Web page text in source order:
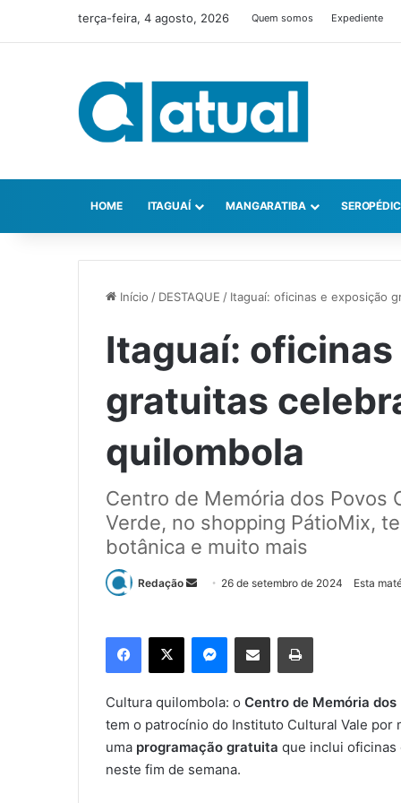
terça-feira, 4 agosto, 2026 Quem somos Expediente
HOME ITAGUAÍ MANGARATIBA
Início / DESTAQUE / Itaguaí: oficinas e exposição
Itaguaí:
gratuitas
quilombola
Centro de Memória dos Povos
Verde, no shopping PátioMix,
botânica e muito mais
Redação
e
-
m
26 de setembro de 2024 Esta
Cultura quilombola: o Centro de Memória
tem o patrocínio do Instituto Cultural Vale por
uma programação gratuita que inclui
neste fim de semana.